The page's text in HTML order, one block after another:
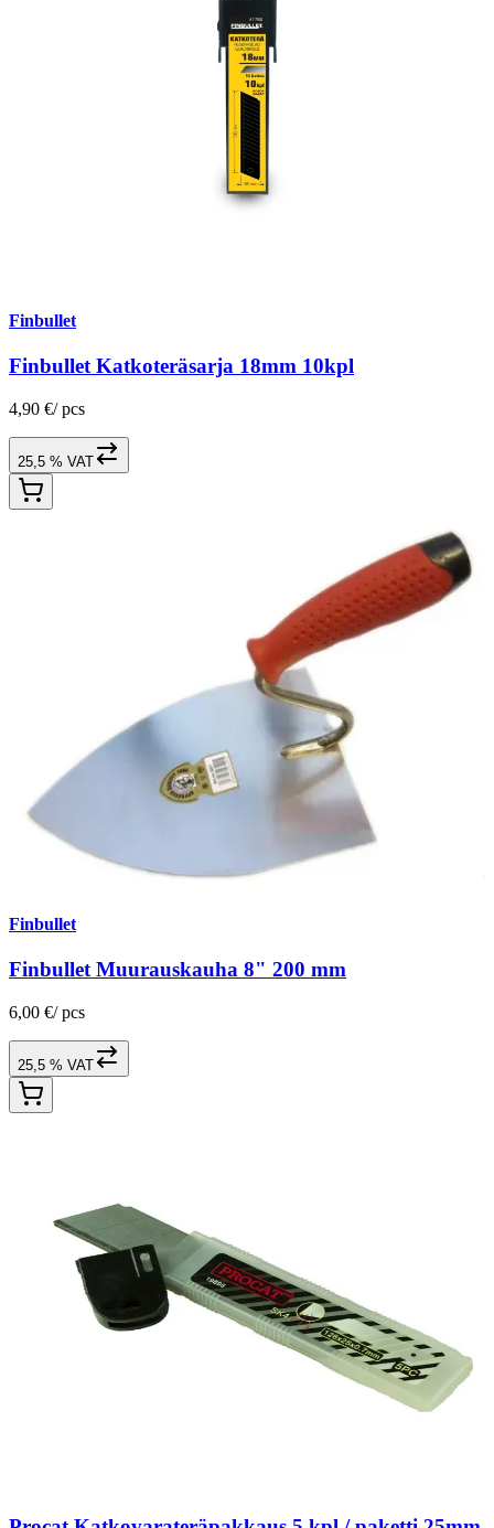
Finbullet
Finbullet Katkoteräsarja 18mm 10kpl
4,90 €/ pcs
25,5 % VAT
Finbullet
Finbullet Muurauskauha 8" 200 mm
6,00 €/ pcs
25,5 % VAT